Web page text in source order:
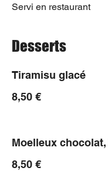
Servi en restaurant
Desserts
Tiramisu glacé
8,50 €
Moelleux
8,50 €